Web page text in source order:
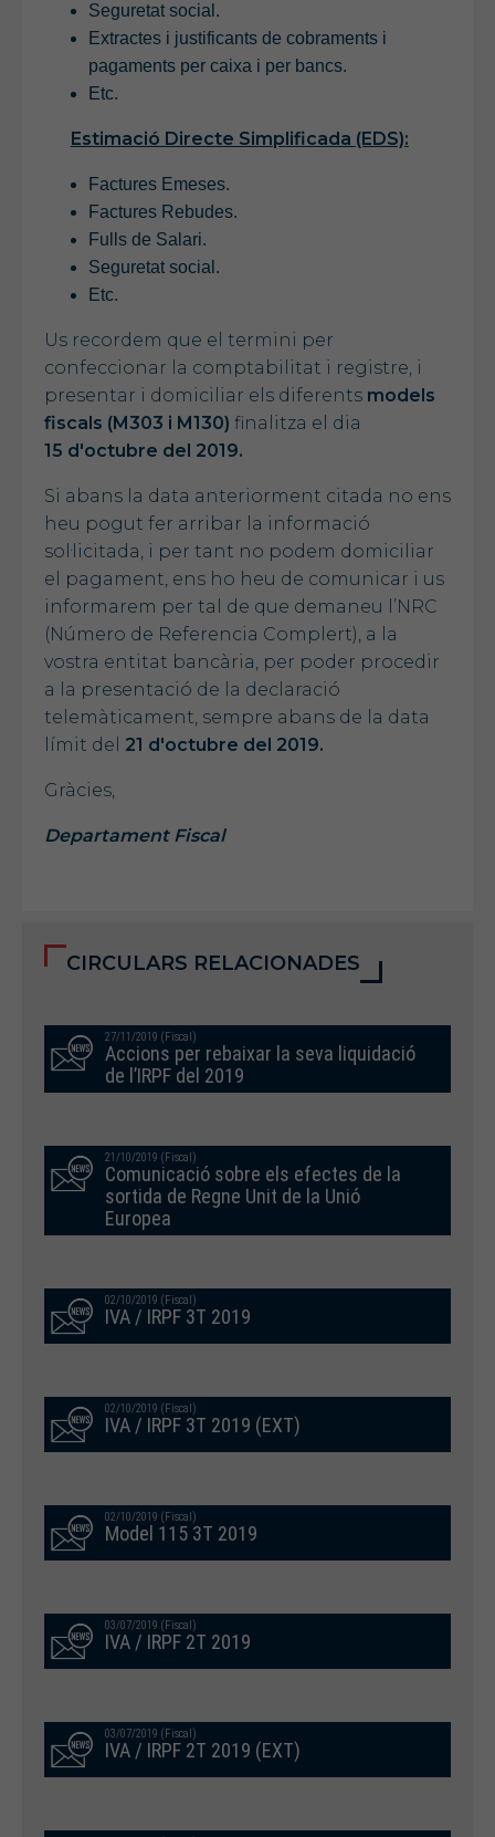
Seguretat social.
Extractes i justificants de cobraments i
pagaments per caixa i per bancs.
Etc.
Estimació Directe Simplificada (EDS):
Factures Emeses.
Factures Rebudes.
Fulls de Salari.
Seguretat social.
Etc.
Us recordem que el termini per
confeccionar la comptabilitat i registre, i
presentar i domiciliar els diferents models
fiscals (M303 i M130) finalitza el dia
15 d'octubre del 2019.
Si abans la data anteriorment citada no ens
heu pogut fer arribar la informació
sol·licitada, i per tant no podem domiciliar
el pagament, ens ho heu de comunicar i us
informarem per tal de que demaneu l’NRC
(Número de Referencia Complert), a la
vostra entitat bancària, per poder procedir
a la presentació de la declaració
telemàticament, sempre abans de la data
límit del 21 d'octubre del 2019.
Gràcies,
Departament Fiscal
CIRCULARS RELACIONADES
27/11/2019 (Fiscal)
Accions per rebaixar la seva liquidació
de l’IRPF del 2019
21/10/2019 (Fiscal)
Comunicació sobre els efectes de la
sortida de Regne Unit de la Unió
Europea
02/10/2019 (Fiscal)
IVA / IRPF 3T 2019
02/10/2019 (Fiscal)
IVA / IRPF 3T 2019 (EXT)
02/10/2019 (Fiscal)
Model 115 3T 2019
03/07/2019 (Fiscal)
IVA / IRPF 2T 2019
03/07/2019 (Fiscal)
IVA / IRPF 2T 2019 (EXT)